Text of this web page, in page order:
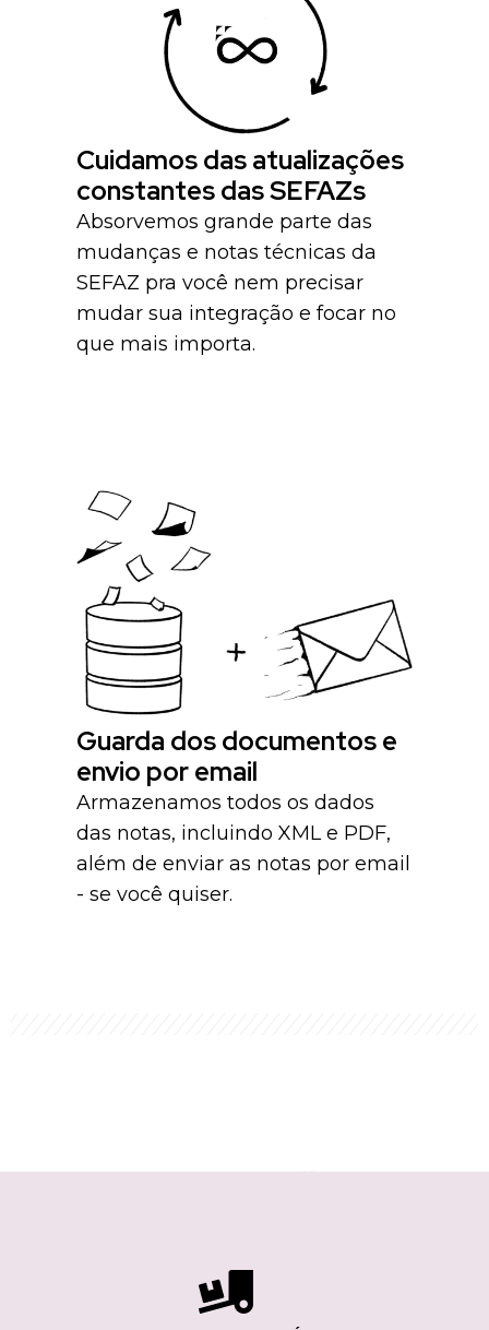
Cuidamos das atualizações
constantes das SEFAZs
Absorvemos grande parte das
mudanças e notas técnicas da
SEFAZ pra você nem precisar
mudar sua integração e focar no
que mais importa.
Guarda dos documentos e
envio por email
Armazenamos todos os dados
das notas, incluindo XML e PDF,
além de enviar as notas por email
- se você quiser.